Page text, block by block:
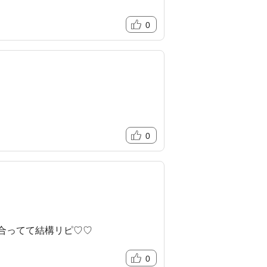
0
0
合ってて結構リピ♡♡
0